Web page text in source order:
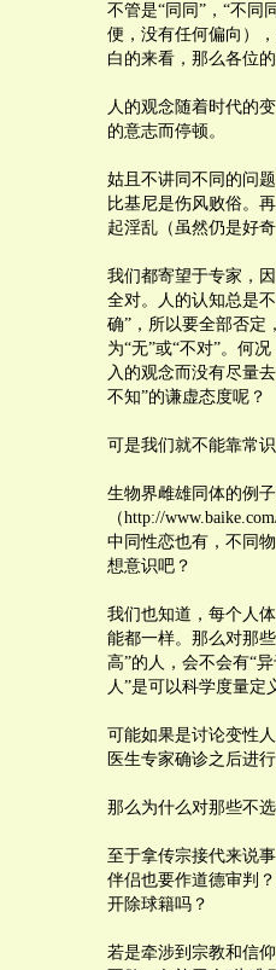
不管是“同同”，“不同
便，没有任何偏向）
白的来看，那么各位
人的观念随着时代的
的意志而停顿。
姑且不讲同不同的问
比基尼是伤风败俗。
起淫乱（虽然仍是好奇
我们都寄望于专家，
全对。人的认知总是
确”，所以要全部否定
为“无”或“不对”。何
入的观念而没有尽量
不知”的谦虚态度呢？
可是我们就不能靠常
生物界雌雄同体的例
（http://
中同性恋也有，不同
想意识吧？
我们也知道，每个人
能都一样。那么对那
高”的人，会不会有“
人”是可以科学度量定
可能如果是讨论变性
医生专家确诊之后进
那么为什么对那些不
至于拿传宗接代来说
伴侣也要作道德审判
开除球籍吗？
若是牵涉到宗教和信